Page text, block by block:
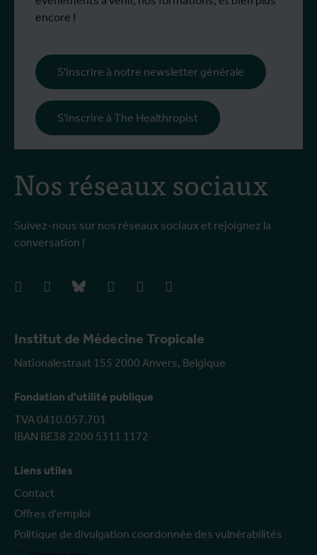
Institut de Médecine Tropicale
Nationalestraat 155 2000 Anvers, Belgique
Fondation d'utilité publique
TVA 0410.057.701
IBAN BE38 2200 5311 1172
Liens utiles
Contact
Offres d'emploi
Politique de divulgation coordonnée des vulnérabilités
Nos réseaux sociaux
Suivez-nous sur nos réseaux sociaux et rejoignez la
conversation !
facebookinstagrambluesky linkedIn youtube
encore !
S'inscrire à notre newsletter générale
S'inscrire à The Healthropist